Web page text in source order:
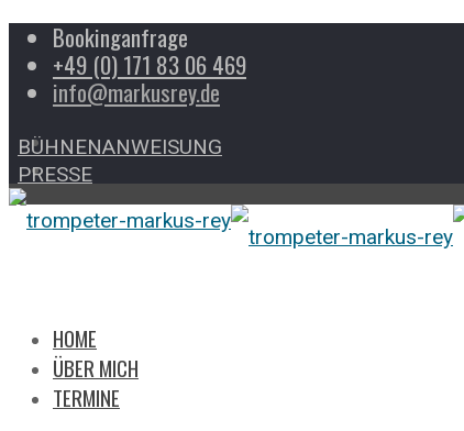
Bookinganfrage
+49 (0) 171 83 06 469
info@markusrey.de
BÜHNENANWEISUNG
PRESSE
HOME
ÜBER MICH
TERMINE